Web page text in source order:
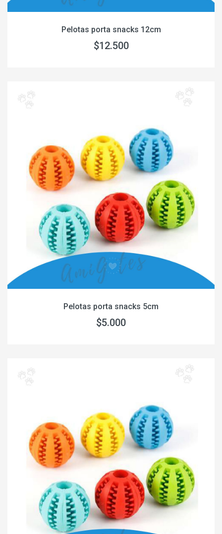
Pelotas porta snacks 12cm
$12.500
Pelotas porta snacks 5cm
$5.000